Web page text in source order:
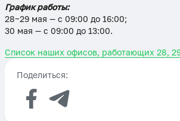
График работы:
28−29 мая — с 09:00 до 16:00;
30 мая — с 09:00 до 13:00.
Список наших офисов, работающих 28,
Поделиться: